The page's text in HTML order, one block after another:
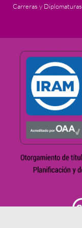
Carreras y Diplomaturas